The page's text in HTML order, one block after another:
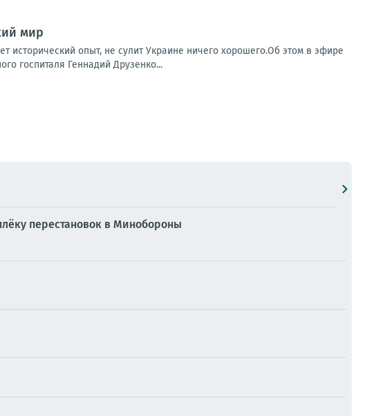
мир
исторический опыт, не сулит Украине ничего хорошего.Об этом в эфире
госпиталя Геннадий Друзенко...
перестановок в Минобороны